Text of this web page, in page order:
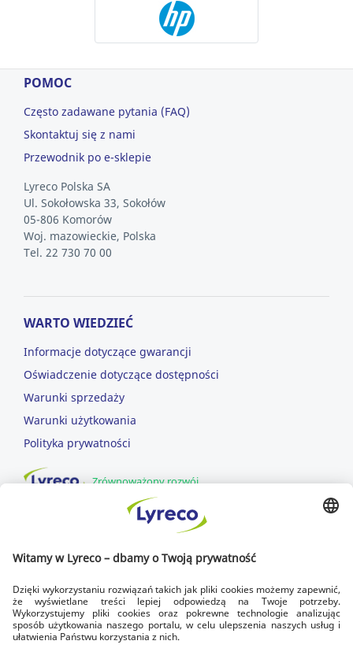
POMOC
Często zadawane pytania (FAQ)
Skontaktuj się z nami
Przewodnik po e-sklepie
Lyreco Polska SA
Ul. Sokołowska 33, Sokołów
05-806 Komorów
Woj. mazowieckie, Polska
Tel. 22 730 70 00
WARTO WIEDZIEĆ
Informacje dotyczące gwarancji
Oświadczenie dotyczące dostępności
Warunki sprzedaży
Warunki użytkowania
Polityka prywatności
Zrównoważony rozwój
dowozimy w dni robocze
DOSTAWA NA CZAS
zawsze do godziny 17.00